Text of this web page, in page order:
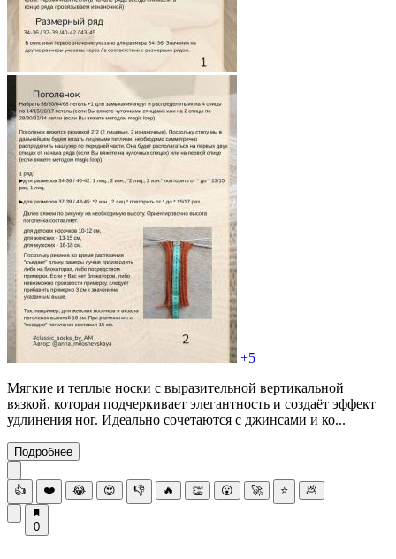
+5
Мягкие и теплые носки с выразительной вертикальной
вязкой, которая подчеркивает элегантность и создаёт эффект
удлинения ног. Идеально сочетаются с джинсами и ко...
Подробнее
👍 ❤️ 😂 😍 👎 🔥 👏 😮 🚀 ⭐ 💩
0